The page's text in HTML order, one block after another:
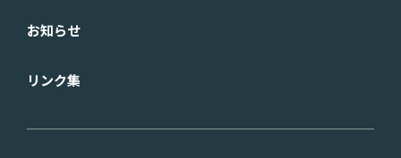
お知らせ
リンク集